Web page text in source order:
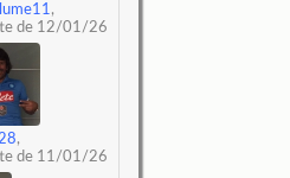
,
de 12/01/26
,
de 11/01/26